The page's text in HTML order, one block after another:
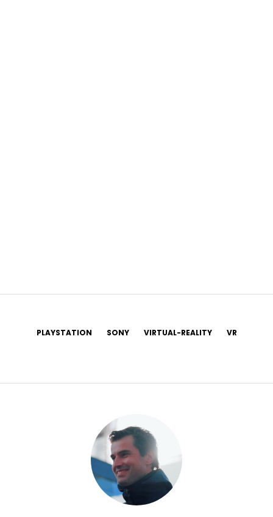
PLAYSTATION SONY VIRTUAL-REALITY VR